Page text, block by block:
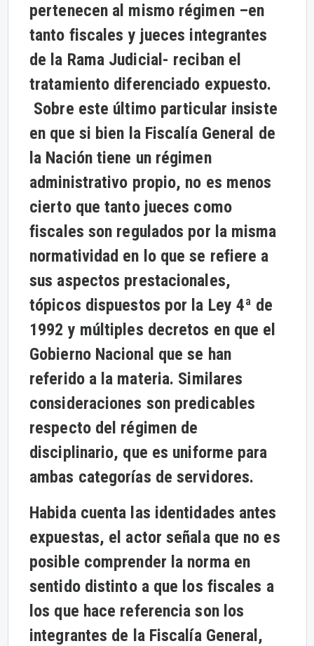
pertenecen al mismo régimen –en
tanto fiscales y jueces integrantes
de la Rama Judicial- reciban el
tratamiento diferenciado expuesto.
Sobre este último particular insiste
en que si bien la Fiscalía General de
la Nación tiene un régimen
administrativo propio, no es menos
cierto que tanto jueces como
fiscales son regulados por la misma
normatividad en lo que se refiere a
sus aspectos prestacionales,
tópicos dispuestos por la Ley 4ª de
1992 y múltiples decretos en que el
Gobierno Nacional que se han
referido a la materia. Similares
consideraciones son predicables
respecto del régimen de
disciplinario, que es uniforme para
ambas categorías de servidores.
Habida cuenta las identidades antes
expuestas, el actor señala que no es
posible comprender la norma en
sentido distinto a que los fiscales a
los que hace referencia son los
integrantes de la Fiscalía General,